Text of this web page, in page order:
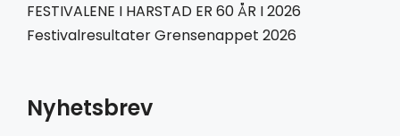
FESTIVALENE I HARSTAD ER 60 ÅR I 2026
Festivalresultater Grensenappet 2026
Nyhetsbrev